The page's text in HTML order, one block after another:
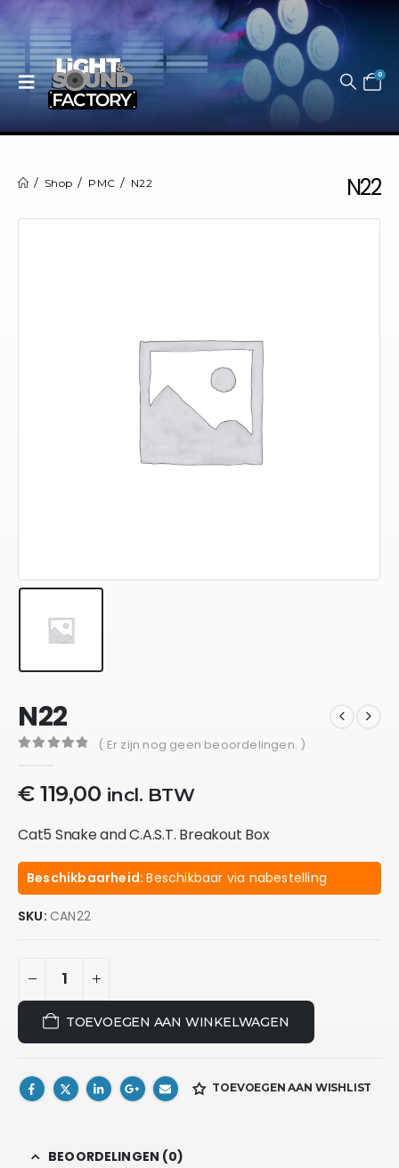
0
N22
Shop PMC N22
N22
( Er zijn nog geen beoordelingen. )
€119,00 incl. BTW
Cat5 Snake and C.A.S.T. Breakout Box
Beschikbaarheid:Beschikbaar via nabestelling
SKU: CAN22
TOEVOEGEN AAN WINKELWAGEN
TOEVOEGEN AAN WISHLIST
BEOORDELINGEN (0)